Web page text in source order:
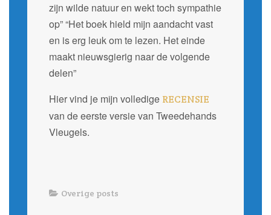
zijn wilde natuur en wekt toch sympathie
op” “Het boek hield mijn aandacht vast
en is erg leuk om te lezen. Het einde
maakt nieuwsgierig naar de volgende
delen”
Hier vind je mijn volledige RECENSIE
van de eerste versie van Tweedehands
Vleugels.
Overige posts